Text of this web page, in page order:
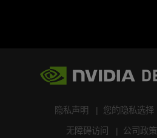
隐私声明 您的隐私选择
无障碍访问 公司政策